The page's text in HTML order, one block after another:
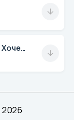
Ты Знаешь..так Хочется Жить